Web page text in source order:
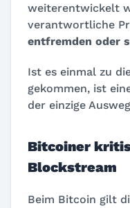
weiterentwickelt
verantwortliche
entfremden oder
Ist es einmal zu
gekommen, ist
der einzige
Bitcoiner
Blockstream
Beim Bitcoin gilt